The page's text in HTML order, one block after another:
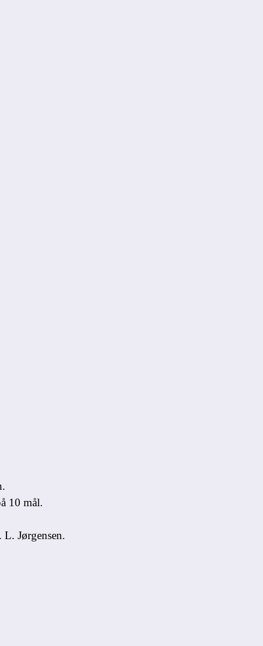
10 mål.
Jørgensen.